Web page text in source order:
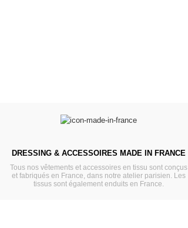
DRESSING & ACCESSOIRES MADE IN FRANCE
Tous nos vêtements et accessoires en tissu sont conçus
et fabriqués en France, dans notre atelier parisien. Les
tissus sont également enduits en France.